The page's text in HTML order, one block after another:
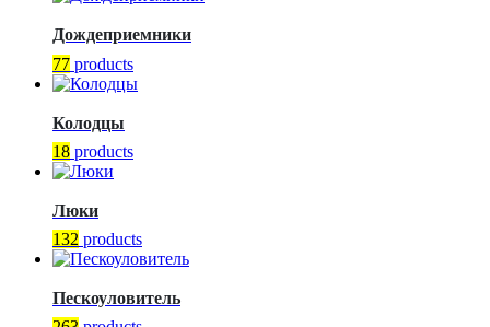
Дождеприемники
77 products
Колодцы
18 products
Люки
132 products
Пескоуловитель